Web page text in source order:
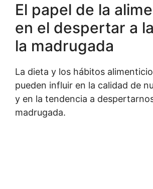
El papel de la
en el despertar a
la madrugada
La dieta y los hábitos
pueden influir en la calidad de
y en la tendencia a
madrugada.